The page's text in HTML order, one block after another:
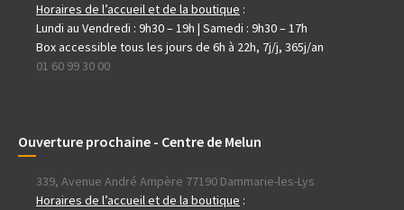
Horaires de l’accueil et de la boutique :
Lundi au Vendredi : 9h30 – 19h | Samedi : 9h30 – 17h
Box accessible tous les jours de 6h à 22h, 7j/j, 365j/an
01 60 99 30 00
Ouverture prochaine - Centre de Melun
339, Avenue André Ampère 77190 Dammarie-les-Lys
Horaires de l’accueil et de la boutique :